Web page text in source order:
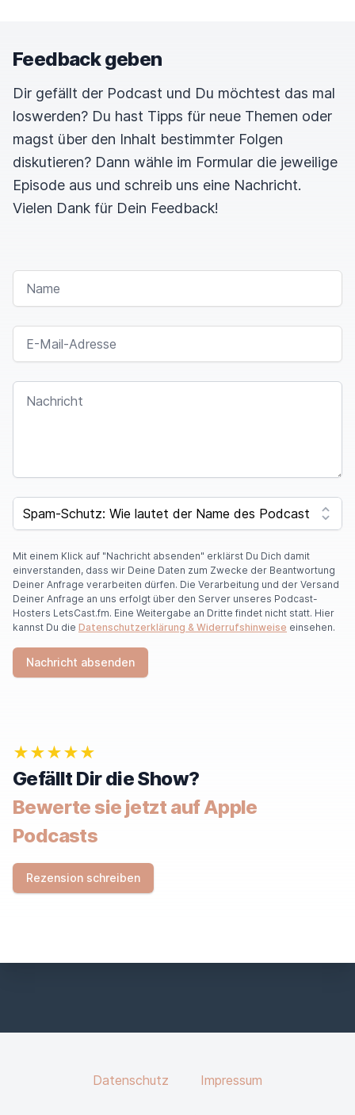
Feedback geben
Dir gefällt der Podcast und Du möchtest das mal
loswerden? Du hast Tipps für neue Themen oder
magst über den Inhalt bestimmter Folgen
diskutieren? Dann wähle im Formular die jeweilige
Episode aus und schreib uns eine Nachricht.
Vielen Dank für Dein Feedback!
NAME
E-MAIL-ADRESSE
NACHRICHT
SPAM CAPTCHA
Mit einem Klick auf "Nachricht absenden" erklärst Du Dich damit
einverstanden, dass wir Deine Daten zum Zwecke der Beantwortung
Deiner Anfrage verarbeiten dürfen. Die Verarbeitung und der Versand
Deiner Anfrage an uns erfolgt über den Server unseres Podcast-
Hosters LetsCast.fm. Eine Weitergabe an Dritte findet nicht statt. Hier
kannst Du die Datenschutzerklärung & Widerrufshinweise einsehen.
Nachricht absenden
★★★★★
Gefällt Dir die Show?
Bewerte sie jetzt auf Apple
Podcasts
Rezension schreiben
Datenschutz Impressum